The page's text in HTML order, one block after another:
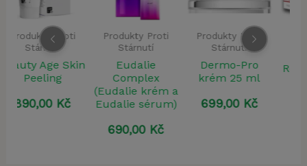
Produkty Proti
Stárnutí
Eudalie
Complex
(Eudalie krém a
Eudalie sérum)
Produkty Proti
Stárnutí
Dermo-Pro
krém 25 ml
699,00Kč
Produkty Proti
Stárnutí
RevitaNaturalis